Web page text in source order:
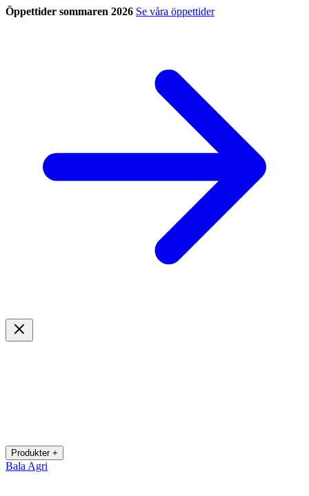
Öppettider sommaren 2026 Se våra öppettider
Produkter +
Bala Agri